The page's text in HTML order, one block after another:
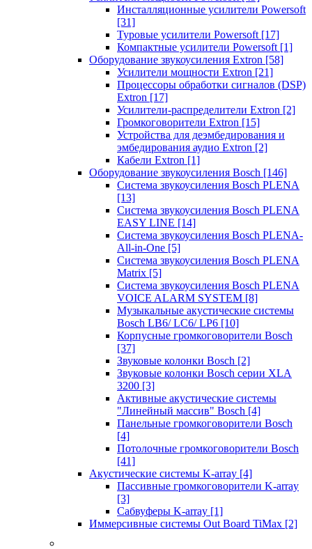
Инсталляционные усилители Powersoft
[31]
Туровые усилители Powersoft [17]
Компактные усилители Powersoft [1]
Оборудование звукоусиления Extron [58]
Усилители мощности Extron [21]
Процессоры обработки сигналов (DSP)
Extron [17]
Усилители-распределители Extron [2]
Громкоговорители Extron [15]
Устройства для деэмбедирования и
эмбедирования аудио Extron [2]
Кабели Extron [1]
Оборудование звукоусиления Bosch [146]
Система звукоусиления Bosch PLENA
[13]
Система звукоусиления Bosch PLENA
EASY LINE [14]
Система звукоусиления Bosch PLENA-
All-in-One [5]
Система звукоусиления Bosch PLENA
Matrix [5]
Система звукоусиления Bosch PLENA
VOICE ALARM SYSTEM [8]
Музыкальные акустические системы
Bosch LB6/ LC6/ LP6 [10]
Корпусные громкоговорители Bosch
[37]
Звуковые колонки Bosch [2]
Звуковые колонки Bosch серии XLA
3200 [3]
Активные акустические системы
"Линейный массив" Bosch [4]
Панельные громкоговорители Bosch
[4]
Потолочные громкоговорители Bosch
[41]
Акустические системы K-array [4]
Пассивные громкоговорители K-array
[3]
Сабвуферы K-array [1]
Иммерсивные системы Out Board TiMax [2]